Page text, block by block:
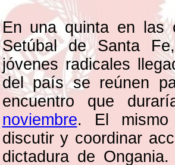
En una quinta en las
Setúbal de Santa
jóvenes radicales
del país se reúnen
encuentro que
noviembre. El mismo
discutir y coordinar
dictadura de